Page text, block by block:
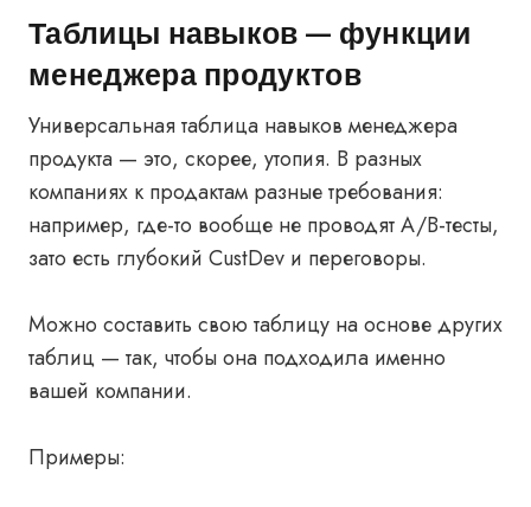
Таблицы навыков — функции
менеджера продуктов
Универсальная таблица навыков менеджера
продукта — это, скорее, утопия. В разных
компаниях к продактам разные требования:
например, где-то вообще не проводят A/B-тесты,
зато есть глубокий CustDev и переговоры.
Можно составить свою таблицу на основе других
таблиц — так, чтобы она подходила именно
вашей компании.
Примеры: